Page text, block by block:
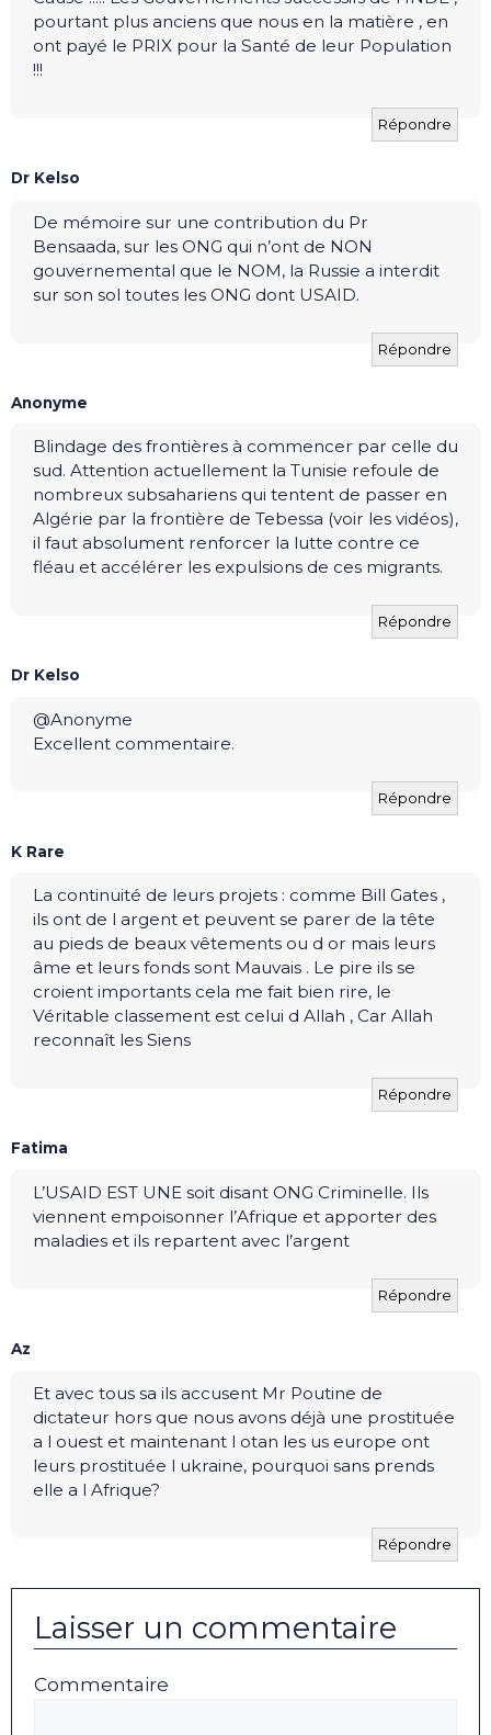
pourtant plus anciens que nous en la matière , en
ont payé le PRIX pour la Santé de leur Population
!!!
Répondre
Dr Kelso
De mémoire sur une contribution du Pr
Bensaada, sur les ONG qui n’ont de NON
gouvernemental que le NOM, la Russie a interdit
sur son sol toutes les ONG dont USAID.
Répondre
Anonyme
Blindage des frontières à commencer par celle du
sud. Attention actuellement la Tunisie refoule de
nombreux subsahariens qui tentent de passer en
Algérie par la frontière de Tebessa (voir les vidéos),
il faut absolument renforcer la lutte contre ce
fléau et accélérer les expulsions de ces migrants.
Répondre
Dr Kelso
@Anonyme
Excellent commentaire.
Répondre
K Rare
La continuité de leurs projets : comme Bill Gates ,
ils ont de l argent et peuvent se parer de la tête
au pieds de beaux vêtements ou d or mais leurs
âme et leurs fonds sont Mauvais . Le pire ils se
croient importants cela me fait bien rire, le
Véritable classement est celui d Allah , Car Allah
reconnaît les Siens
Répondre
Fatima
L’USAID EST UNE soit disant ONG Criminelle. Ils
viennent empoisonner l’Afrique et apporter des
maladies et ils repartent avec l’argent
Répondre
Az
Et avec tous sa ils accusent Mr Poutine de
dictateur hors que nous avons déjà une prostituée
a l ouest et maintenant l otan les us europe ont
leurs prostituée l ukraine, pourquoi sans prends
elle a l Afrique?
Répondre
Laisser un commentaire
Commentaire